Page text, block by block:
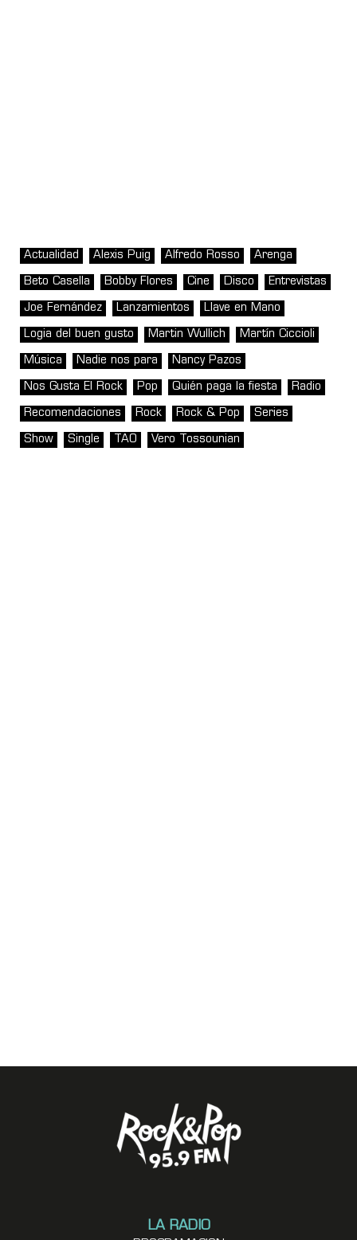
Actualidad Alexis Puig Alfredo Rosso Arenga
Beto Casella Bobby Flores Cine Disco Entrevistas
Joe Fernández Lanzamientos Llave en Mano
Logia del buen gusto Martin Wullich Martín Ciccioli
Música Nadie nos para Nancy Pazos
Nos Gusta El Rock Pop Quién paga la fiesta Radio
Recomendaciones Rock Rock & Pop Series
Show Single TAO Vero Tossounian
LA RADIO